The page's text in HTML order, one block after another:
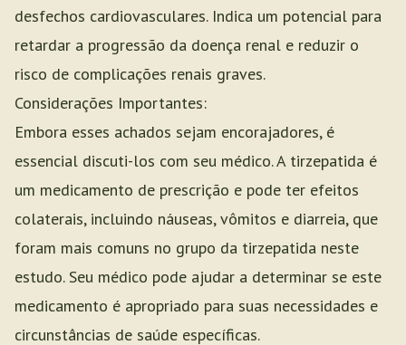
desfechos cardiovasculares. Indica um potencial para
retardar a progressão da doença renal e reduzir o
risco de complicações renais graves.
Considerações Importantes:
Embora esses achados sejam encorajadores, é
essencial discuti-los com seu médico. A tirzepatida é
um medicamento de prescrição e pode ter efeitos
colaterais, incluindo náuseas, vômitos e diarreia, que
foram mais comuns no grupo da tirzepatida neste
estudo. Seu médico pode ajudar a determinar se este
medicamento é apropriado para suas necessidades e
circunstâncias de saúde específicas.